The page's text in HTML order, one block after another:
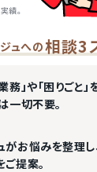
ュへの相談3
務」や「困りごと
一切不要。
がお悩みを整理
提案。